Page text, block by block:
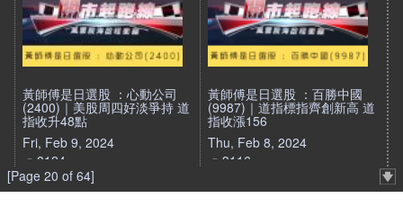
黃師傅是日選股 ：心動公司
(2400)｜美股周四好淡爭持 道
指收升48點
Fri, Feb 9, 2024
8124
黃師傅是日選股 ：百勝中國
(9987)｜道指標指齊創新高 道
指收漲156
Thu, Feb 8, 2024
3116
[Page 20 of 64]